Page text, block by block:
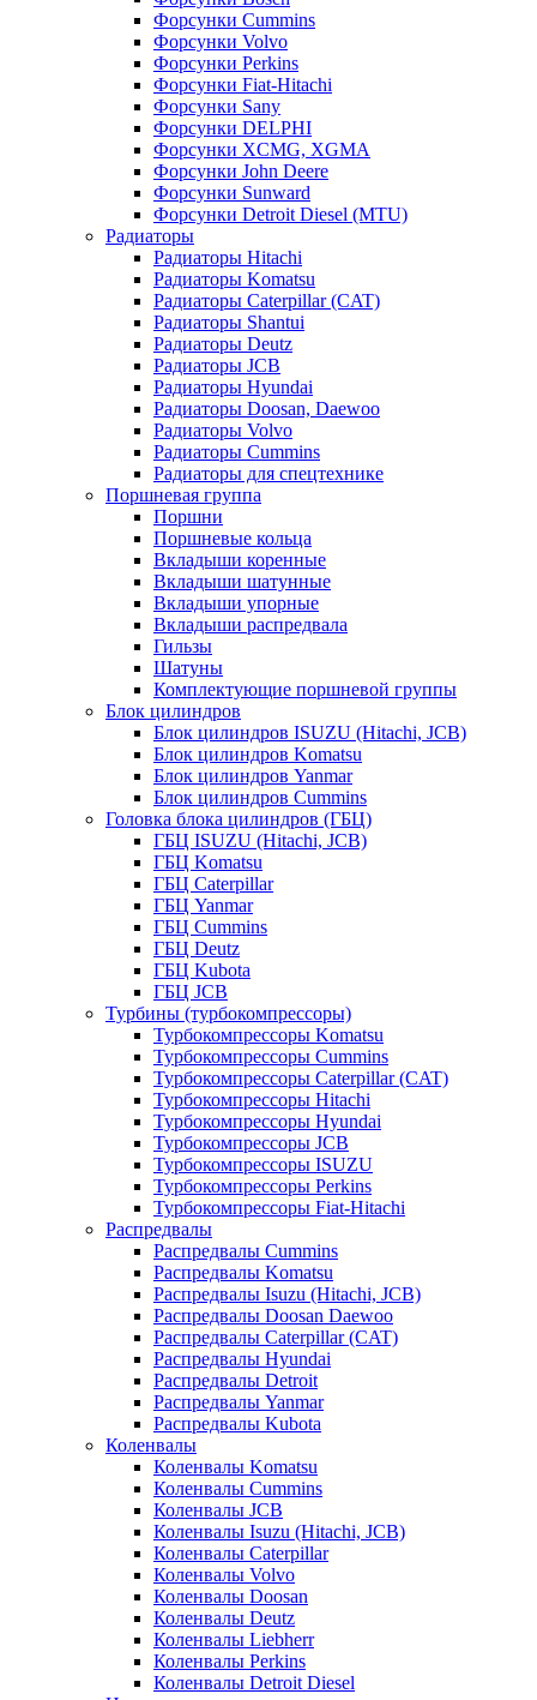
Форсунки Cummins
Форсунки Volvo
Форсунки Perkins
Форсунки Fiat-Hitachi
Форсунки Sany
Форсунки DELPHI
Форсунки XCMG, XGMA
Форсунки John Deere
Форсунки Sunward
Форсунки Detroit Diesel (MTU)
Радиаторы
Радиаторы Hitachi
Радиаторы Komatsu
Радиаторы Caterpillar (CAT)
Радиаторы Shantui
Радиаторы Deutz
Радиаторы JCB
Радиаторы Hyundai
Радиаторы Doosan, Daewoo
Радиаторы Volvo
Радиаторы Cummins
Радиаторы для спецтехнике
Поршневая группа
Поршни
Поршневые кольца
Вкладыши коренные
Вкладыши шатунные
Вкладыши упорные
Вкладыши распредвала
Гильзы
Шатуны
Комплектующие поршневой группы
Блок цилиндров
Блок цилиндров ISUZU (Hitachi, JCB)
Блок цилиндров Komatsu
Блок цилиндров Yanmar
Блок цилиндров Cummins
Головка блока цилиндров (ГБЦ)
ГБЦ ISUZU (Hitachi, JCB)
ГБЦ Komatsu
ГБЦ Caterpillar
ГБЦ Yanmar
ГБЦ Cummins
ГБЦ Deutz
ГБЦ Kubota
ГБЦ JCB
Турбины (турбокомпрессоры)
Турбокомпрессоры Komatsu
Турбокомпрессоры Cummins
Турбокомпрессоры Caterpillar (CAT)
Турбокомпрессоры Hitachi
Турбокомпрессоры Hyundai
Турбокомпрессоры JCB
Турбокомпрессоры ISUZU
Турбокомпрессоры Perkins
Турбокомпрессоры Fiat-Hitachi
Распредвалы
Распредвалы Cummins
Распредвалы Komatsu
Распредвалы Isuzu (Hitachi, JCB)
Распредвалы Doosan Daewoo
Распредвалы Caterpillar (CAT)
Распредвалы Hyundai
Распредвалы Detroit
Распредвалы Yanmar
Распредвалы Kubota
Коленвалы
Коленвалы Komatsu
Коленвалы Cummins
Коленвалы JCB
Коленвалы Isuzu (Hitachi, JCB)
Коленвалы Caterpillar
Коленвалы Volvo
Коленвалы Doosan
Коленвалы Deutz
Коленвалы Liebherr
Коленвалы Perkins
Коленвалы Detroit Diesel